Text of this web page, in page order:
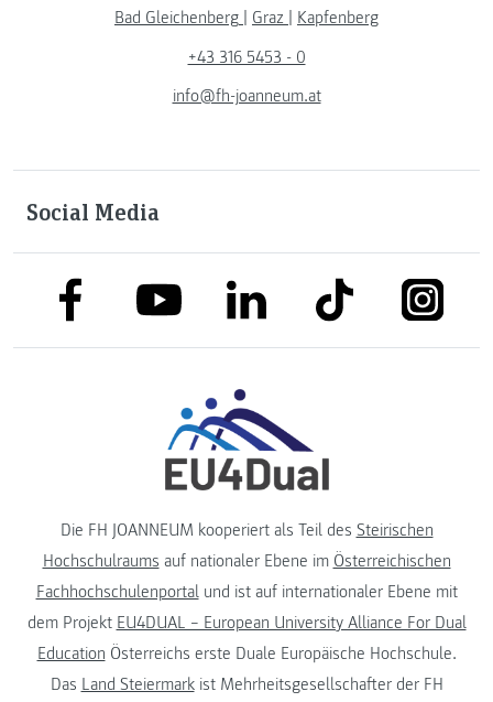
Bad Gleichenberg
Graz
Kapfenberg
+43 316 5453 - 0
info@fh-joanneum.at
Social Media
link to facebooklink to youtubelink to linkedinlink to tiktok
Die FH JOANNEUM kooperiert als Teil des Steirischen
Hochschulraums auf nationaler Ebene im Österreichischen
Fachhochschulenportalund ist auf internationaler Ebene mit
dem Projekt EU4DUAL – European University Alliance For Dual
Education Österreichs erste Duale Europäische Hochschule.
Das Land Steiermarkist Mehrheitsgesellschafter der FH